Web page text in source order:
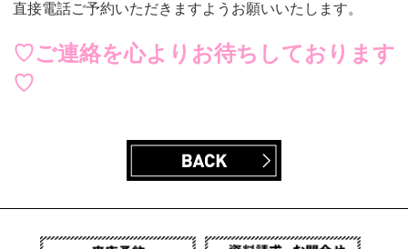
直接電話ご予約いただきますようお願いいたします。
♡ご連絡を心よりお待ちしております
♡